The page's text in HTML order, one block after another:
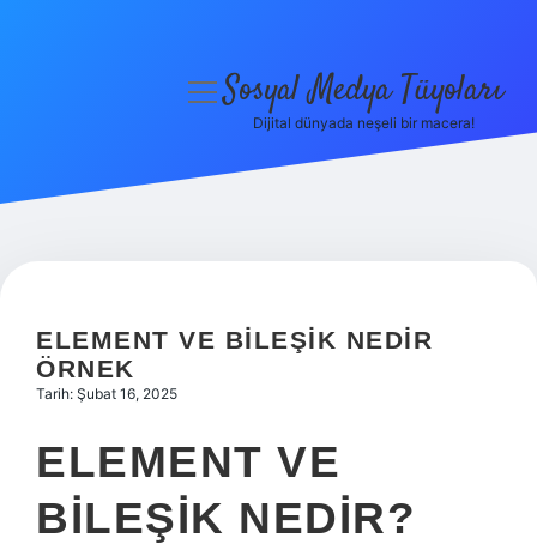
Hakkımızda
menüyüSosyal Medya Tüyoları
Dijital dünyada neşeli bir macera!
ELEMENT VE BILEŞIK NEDIR
ÖRNEK
Tarih: Şubat 16, 2025
ELEMENT VE
BILEŞIK NEDIR?